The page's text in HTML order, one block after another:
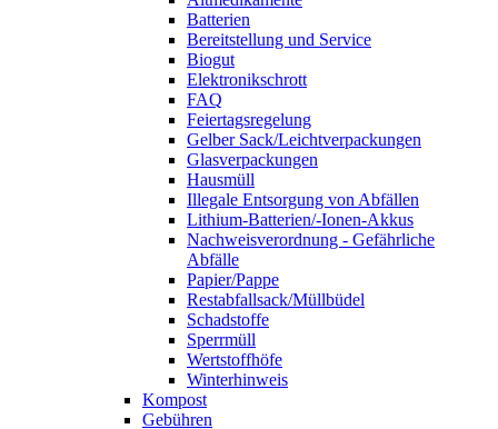
Batterien
Bereitstellung und Service
Biogut
Elektronikschrott
FAQ
Feiertagsregelung
Gelber Sack/Leichtverpackungen
Glasverpackungen
Hausmüll
Illegale Entsorgung von Abfällen
Lithium-Batterien/-Ionen-Akkus
Nachweisverordnung - Gefährliche
Abfälle
Papier/Pappe
Restabfallsack/Müllbüdel
Schadstoffe
Sperrmüll
Wertstoffhöfe
Winterhinweis
Kompost
Gebühren